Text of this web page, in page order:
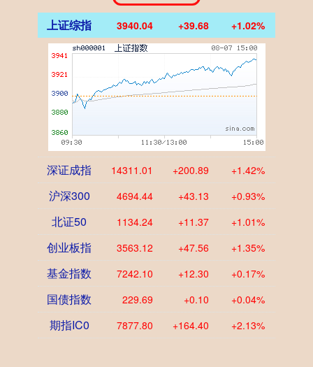
上证综指 3940.04 +39.68 +1.02%
深证成指 14311.01 +200.89 +1.42%
沪深300 4694.44 +43.13 +0.93%
北证50 1134.24 +11.37 +1.01%
创业板指 3563.12 +47.56 +1.35%
基金指数 7242.10 +12.30 +0.17%
国债指数 229.69 +0.10 +0.04%
期指IC0 7877.80 +164.40 +2.13%